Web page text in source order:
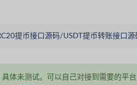
提币接口源码/USDT提币转账接口源
体未测试。可以自己对接到需要的平